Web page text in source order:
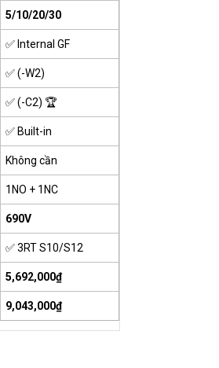
5/10/20/30
✅ Internal GF
✅ (-W2)
✅ (-C2) 🏆
✅ Built-in
Không cần
1NO + 1NC
690V
✅ 3RT S10/S12
5,692,000₫
9,043,000₫